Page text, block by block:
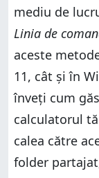
mediu de
Linia de
aceste
11, cât și în
înveți cum
calculatorul
calea către
folder